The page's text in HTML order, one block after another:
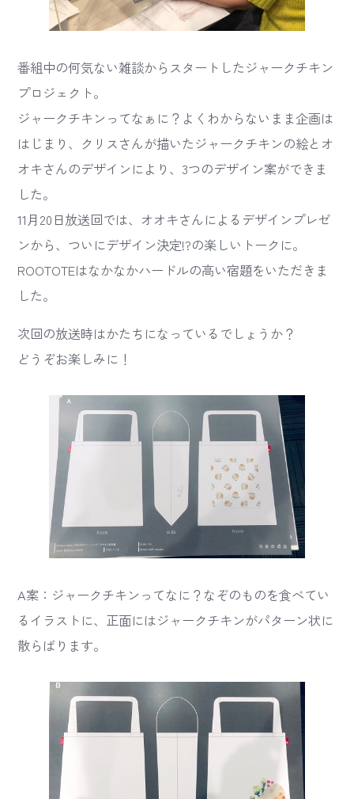
番組中の何気ない雑談からスタートしたジャークチキン
プロジェクト。
ジャークチキンってなぁに？よくわからないまま企画は
はじまり、クリスさんが描いたジャークチキンの絵とオ
オキさんのデザインにより、3つのデザイン案ができま
した。
11月20日放送回では、オオキさんによるデザインプレゼ
ンから、ついにデザイン決定!?の楽しいトークに。
ROOTOTEはなかなかハードルの高い宿題をいただきま
した。
次回の放送時はかたちになっているでしょうか？
どうぞお楽しみに！
A案：ジャークチキンってなに？なぞのものを食べてい
るイラストに、正面にはジャークチキンがパターン状に
散らばります。